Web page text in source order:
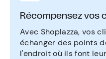
Récompensez vos
Avec Shoplazza, vos
échanger des points
l'endroit où ils font